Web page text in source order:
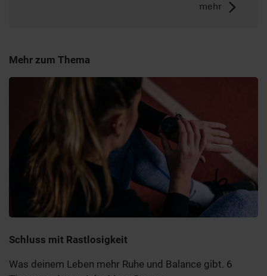
mehr
Mehr zum Thema
Schluss mit Rastlosigkeit
Was deinem Leben mehr Ruhe und Balance gibt. 6